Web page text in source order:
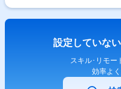
設定していな
スキル･リモー
効率よ